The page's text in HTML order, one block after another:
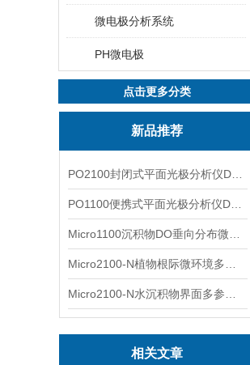
微电极分析系统
PH微电极
点击更多分类
新品推荐
相关文章